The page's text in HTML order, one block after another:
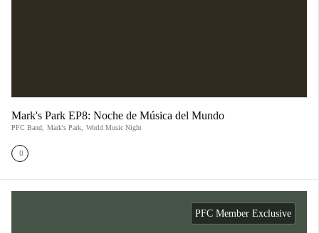
Mark's Park EP8: Noche de Música del Mundo
PFC Band Mark's Park World Music Night
PFC Member Exclusive